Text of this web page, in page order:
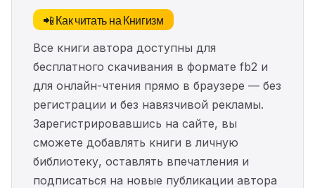
📲 Как читать на Книгизм
Все книги автора доступны для
бесплатного скачивания в формате fb2 и
для онлайн-чтения прямо в браузере — без
регистрации и без навязчивой рекламы.
Зарегистрировавшись на сайте, вы
сможете добавлять книги в личную
библиотеку, оставлять впечатления и
подписаться на новые публикации автора